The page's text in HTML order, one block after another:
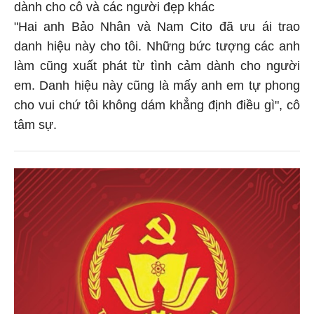
dành cho cô và các người đẹp khác
"Hai anh Bảo Nhân và Nam Cito đã ưu ái trao
danh hiệu này cho tôi. Những bức tượng các anh
làm cũng xuất phát từ tình cảm dành cho người
em. Danh hiệu này cũng là mấy anh em tự phong
cho vui chứ tôi không dám khẳng định điều gì", cô
tâm sự.